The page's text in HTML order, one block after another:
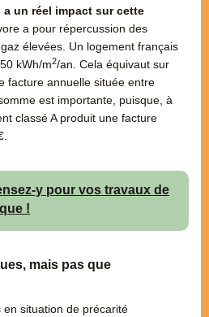
un réel impact sur cette
a pour répercussion des
élevées. Un logement français
kWh/m2/an. Cela équivaut sur
facture annuelle située entre
est importante, puisque, à
classé A produit une facture
y pour vos travaux de
!
mais pas que
situation de précarité